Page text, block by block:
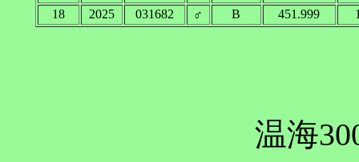
18
2025 031682 ♂ B 451.999
温海